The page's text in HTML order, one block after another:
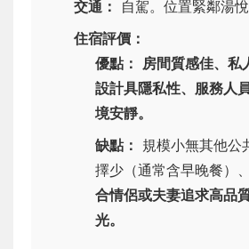
交通：
自駕。位置緊鄰湯悅
住宿評價：
優點： 房間質感佳、私
設計具隱私性、服務人
境安靜。
缺點： 規模小無其他公
擇少（通常含早晚餐）
合情侶或夫妻追求高品
光。